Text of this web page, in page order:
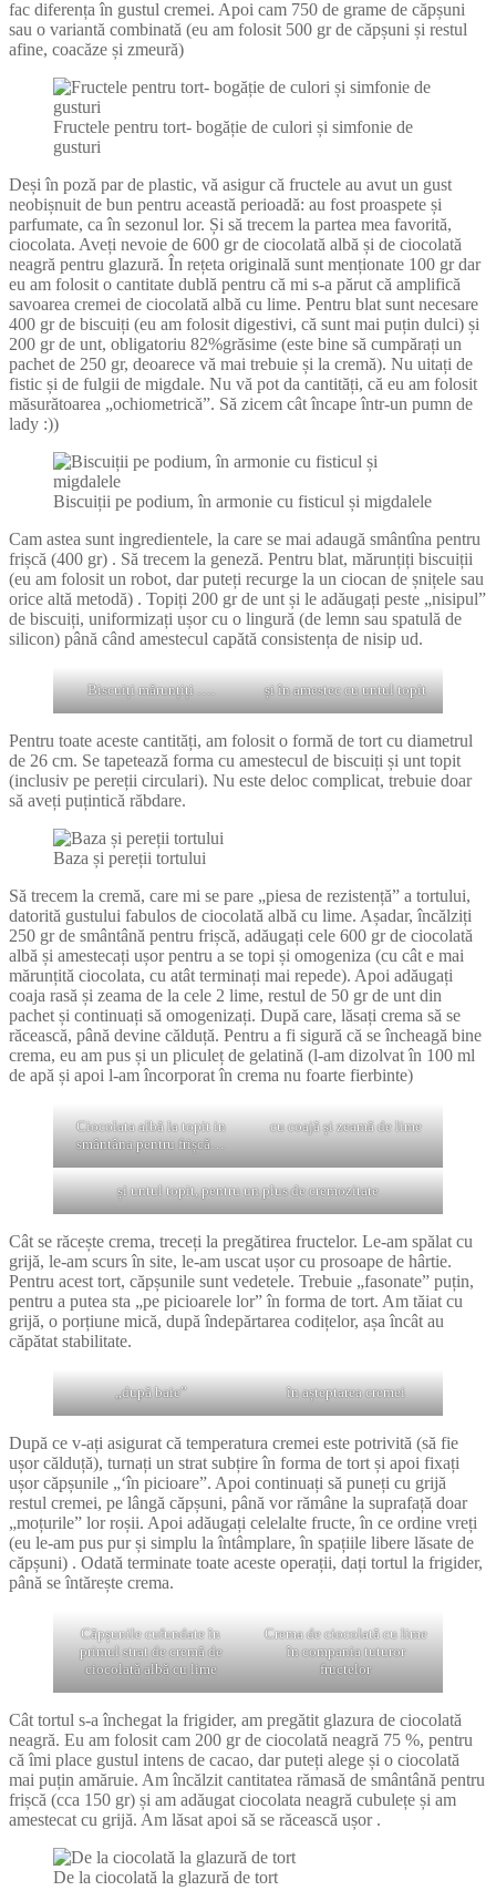
fac diferența în gustul cremei. Apoi cam 750 de grame de căpșuni
sau o variantă combinată (eu am folosit 500 gr de căpșuni și restul
afine, coacăze și zmeură)
Fructele pentru tort- bogăție de culori și simfonie de
gusturi
Deși în poză par de plastic, vă asigur că fructele au avut un gust
neobișnuit de bun pentru această perioadă: au fost proaspete și
parfumate, ca în sezonul lor. Și să trecem la partea mea favorită,
ciocolata. Aveți nevoie de 600 gr de ciocolată albă și de ciocolată
neagră pentru glazură. În rețeta originală sunt menționate 100 gr dar
eu am folosit o cantitate dublă pentru că mi s-a părut că amplifică
savoarea cremei de ciocolată albă cu lime. Pentru blat sunt necesare
400 gr de biscuiți (eu am folosit digestivi, că sunt mai puțin dulci) și
200 gr de unt, obligatoriu 82%grăsime (este bine să cumpărați un
pachet de 250 gr, deoarece vă mai trebuie și la cremă). Nu uitați de
fistic și de fulgii de migdale. Nu vă pot da cantități, că eu am folosit
măsurătoarea „ochiometrică”. Să zicem cât încape într-un pumn de
lady :))
Biscuiții pe podium, în armonie cu fisticul și migdalele
Cam astea sunt ingredientele, la care se mai adaugă smântîna pentru
frișcă (400 gr) . Să trecem la geneză. Pentru blat, mărunțiți biscuiții
(eu am folosit un robot, dar puteți recurge la un ciocan de șnițele sau
orice altă metodă) . Topiți 200 gr de unt și le adăugați peste „nisipul”
de biscuiți, uniformizați ușor cu o lingură (de lemn sau spatulă de
silicon) până când amestecul capătă consistența de nisip ud.
Biscuiți mărunțiți …. și în amestec cu untul topit
Pentru toate aceste cantități, am folosit o formă de tort cu diametrul
de 26 cm. Se tapetează forma cu amestecul de biscuiți și unt topit
(inclusiv pe pereții circulari). Nu este deloc complicat, trebuie doar
să aveți puțintică răbdare.
Baza și pereții tortului
Să trecem la cremă, care mi se pare „piesa de rezistență” a tortului,
datorită gustului fabulos de ciocolată albă cu lime. Așadar, încălziți
250 gr de smântână pentru frișcă, adăugați cele 600 gr de ciocolată
albă și amestecați ușor pentru a se topi și omogeniza (cu cât e mai
mărunțită ciocolata, cu atât terminați mai repede). Apoi adăugați
coaja rasă și zeama de la cele 2 lime, restul de 50 gr de unt din
pachet și continuați să omogenizați. După care, lăsați crema să se
răcească, până devine călduță. Pentru a fi sigură că se încheagă bine
crema, eu am pus și un pliculeț de gelatină (l-am dizolvat în 100 ml
de apă și apoi l-am încorporat în crema nu foarte fierbinte)
Ciocolata albă la topit in
smântâna pentru frișcă…
cu coajă și zeamă de lime
și untul topit, pentru un plus de cremozitate
Cât se răcește crema, treceți la pregătirea fructelor. Le-am spălat cu
grijă, le-am scurs în site, le-am uscat ușor cu prosoape de hârtie.
Pentru acest tort, căpșunile sunt vedetele. Trebuie „fasonate” puțin,
pentru a putea sta „pe picioarele lor” în forma de tort. Am tăiat cu
grijă, o porțiune mică, după îndepărtarea codițelor, așa încât au
căpătat stabilitate.
„după baie” în așteptarea cremei
După ce v-ați asigurat că temperatura cremei este potrivită (să fie
ușor călduță), turnați un strat subțire în forma de tort și apoi fixați
ușor căpșunile „‘în picioare”. Apoi continuați să puneți cu grijă
restul cremei, pe lângă căpșuni, până vor rămâne la suprafață doar
„moțurile” lor roșii. Apoi adăugați celelalte fructe, în ce ordine vreți
(eu le-am pus pur și simplu la întâmplare, în spațiile libere lăsate de
căpșuni) . Odată terminate toate aceste operații, dați tortul la frigider,
până se întărește crema.
Căpșunile cufundate în
primul strat de cremă de
ciocolată albă cu lime
Crema de ciocolată cu lime
în compania tuturor
fructelor
Cât tortul s-a închegat la frigider, am pregătit glazura de ciocolată
neagră. Eu am folosit cam 200 gr de ciocolată neagră 75 %, pentru
că îmi place gustul intens de cacao, dar puteți alege și o ciocolată
mai puțin amăruie. Am încălzit cantitatea rămasă de smântână pentru
frișcă (cca 150 gr) și am adăugat ciocolata neagră cubulețe și am
amestecat cu grijă. Am lăsat apoi să se răcească ușor .
De la ciocolată la glazură de tort